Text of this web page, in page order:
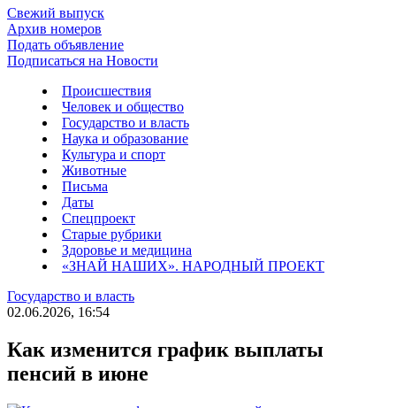
Свежий выпуск
Архив номеров
Подать объявление
Подписаться на Новости
Происшествия
Человек и общество
Государство и власть
Наука и образование
Культура и спорт
Животные
Письма
Даты
Спецпроект
Старые рубрики
Здоровье и медицина
«ЗНАЙ НАШИХ». НАРОДНЫЙ ПРОЕКТ
Государство и власть
02.06.2026, 16:54
Как изменится график выплаты
пенсий в июне